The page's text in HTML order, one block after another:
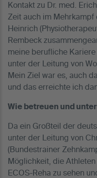
Kontakt zu Dr. med.
Zeit auch im Mehrkampf
Heinrich
Rembeck
meine berufliche
unter der Leitung von
Mein Ziel war es, auch
und das erreichte ich
Wie betreuen und
Da ein Großteil der
unter der Leitung von
(Bundestrainer
Möglichkeit, die
ECOS-Reha zu sehen